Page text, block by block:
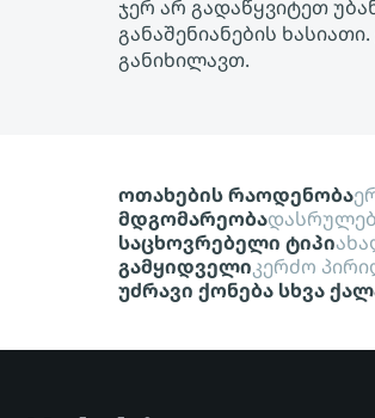
ჯერ არ გადაწყვიტეთ
განაშენიანების
განიხილავთ.
ოთახების რაოდენობა
მდგომარეობა
საცხოვრებელი ტიპი
გამყიდველიკერძო პირი
უძრავი ქონება სხვა